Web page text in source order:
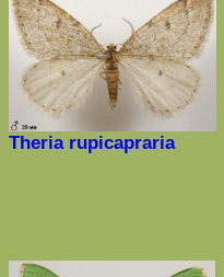
Theria rupicapraria